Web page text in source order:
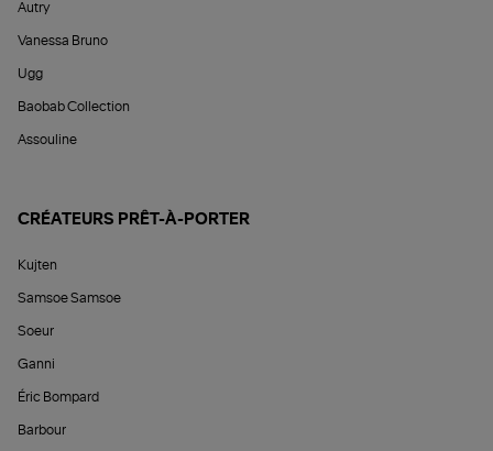
Autry
Vanessa Bruno
Ugg
Baobab Collection
Assouline
CRÉATEURS PRÊT-À-PORTER
Kujten
Samsoe Samsoe
Soeur
Ganni
Éric Bompard
Barbour